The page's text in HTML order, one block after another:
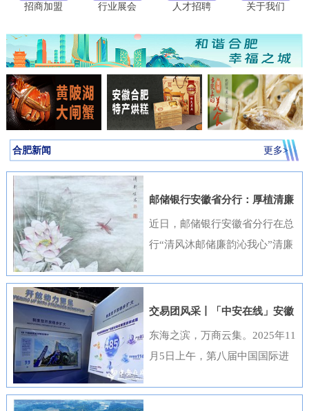
招商加盟 行业展会 人才招聘 关于我们
合肥新闻 更多>
邮储银行安徽省分行：厚植清廉
金融文化筑牢高质量发展根基
近日，邮储银行安徽省分行在总
行“清风沐邮储廉韵沁我心”清廉
出，选送的四部作品全部获奖，
获奖数量位居全国首位，并荣
来，邮储银行安徽省分行高度重
交易团风采丨「中安在线」安徽
元素闪耀进博会
东海之滨，万商云集。2025年11
月5日上午，第八届中国国际进
在上海开幕，安徽交易团携科技